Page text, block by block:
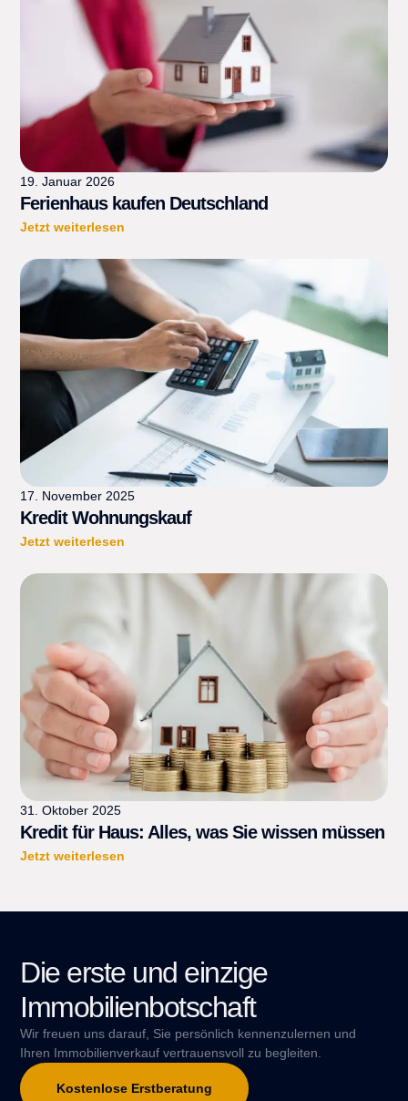
19. Januar 2026
Ferienhaus kaufen Deutschland
Jetzt weiterlesen
17. November 2025
Kredit Wohnungskauf
Jetzt weiterlesen
31. Oktober 2025
Kredit für Haus: Alles, was Sie wissen müssen
Jetzt weiterlesen
Die erste und einzige
Immobilienbotschaft
Wir freuen uns darauf, Sie persönlich kennenzulernen und
Ihren Immobilienverkauf vertrauensvoll zu begleiten.
Kostenlose Erstberatung